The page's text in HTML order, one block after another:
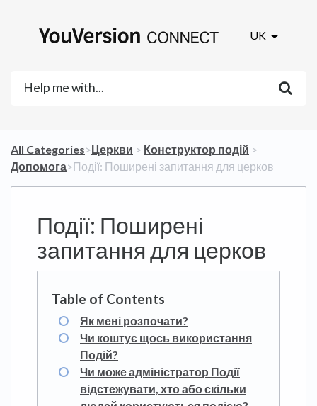
UK
All Categories​>​​Церкви ​ > ​ ​Конструктор подій ​ > ​
Допомога​>​ Події: Поширені запитання для церков
Події: Поширені
запитання для церков
Як мені розпочати?
Чи коштує щось використання
Подій?
Чи може адміністратор Події
відстежувати, хто або скільки